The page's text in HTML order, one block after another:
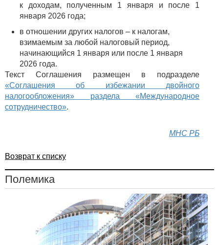
к доходам, полученным 1 января и после 1
января 2026 года;
в отношении других налогов – к налогам,
взимаемым за любой налоговый период,
начинающийся 1 января или после 1 января
2026 года.
Текст Соглашения размещен в подразделе
«Соглашения об избежании двойного
налогообложения» раздела «Международное
сотрудничество».
МНС РБ
Возврат к списку
Полемика